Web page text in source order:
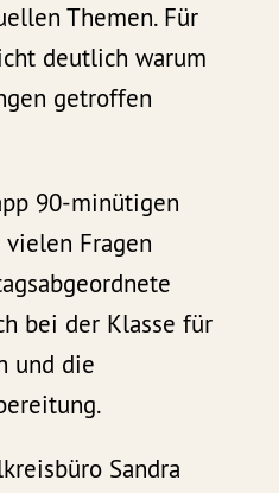
Themen. Für
deutlich warum
getroffen
90-minütigen
Fragen
bei der Klasse für
und die
Sandra